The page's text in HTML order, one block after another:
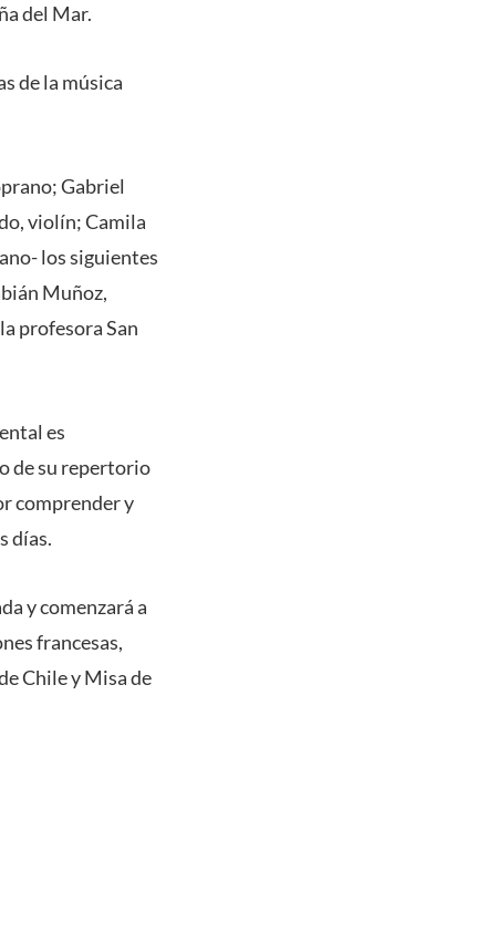
del Mar.
de la música
Gabriel
violín; Camila
los siguientes
Muñoz,
profesora San
es
de su repertorio
comprender y
días.
y comenzará a
francesas,
Chile y Misa de